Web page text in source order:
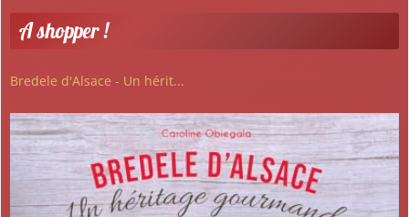
A shopper !
Bredele d'Alsace - Un hérit...